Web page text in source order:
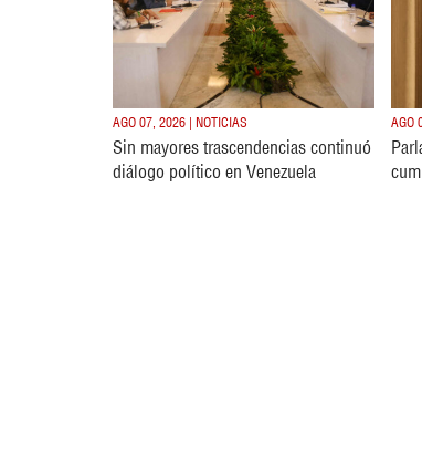
AGO 07, 2026 | NOTICIAS
Sin mayores trascendencias continuó
diálogo político en Venezuela
AGO